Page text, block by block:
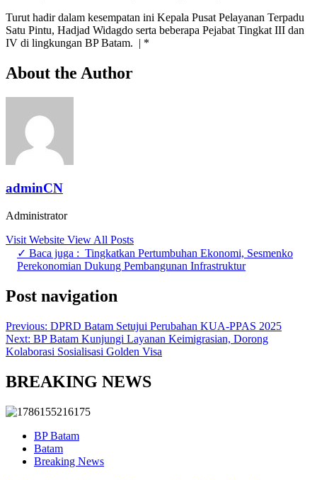
Turut hadir dalam kesempatan ini Kepala Pusat Pelayanan Terpadu
Satu Pintu, Hadjad Widagdo serta beberapa Pejabat Tingkat III dan
IV di lingkungan BP Batam. | *
About the Author
adminCN
Administrator
Visit Website View All Posts
✓ Baca juga : Tingkatkan Pertumbuhan Ekonomi, Sesmenko
Perekonomian Dukung Pembangunan Infrastruktur
Post navigation
Previous: DPRD Batam Setujui Perubahan KUA-PPAS 2025
Next: BP Batam Kunjungi Layanan Keimigrasian, Dorong
Kolaborasi Sosialisasi Golden Visa
BREAKING NEWS
BP Batam
Batam
Breaking News